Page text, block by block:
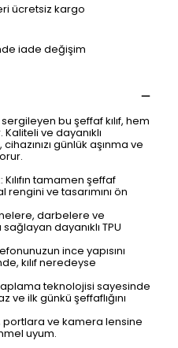
ücretsiz kargo
iade değişim
bu şeffaf kılıf, hem
ve dayanıklı
günlük aşınma ve
tamamen şeffaf
rengini ve tasarımını ön
darbelere ve
dayanıklı TPU
ince yapısını
kılıf neredeyse
teknolojisi sayesinde
ve ilk günkü şeffaflığını
ve kamera lensine
uyum.